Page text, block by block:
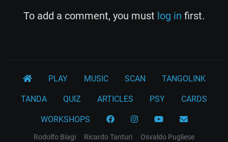
To add a comment, you must log in first.
PLAY MUSIC SCAN TANGOLINK
TANDA QUIZ ARTICLES PSY CARDS
WORKSHOPS
Rodolfo Biagi Ricardo Tanturi Osvaldo Pugliese